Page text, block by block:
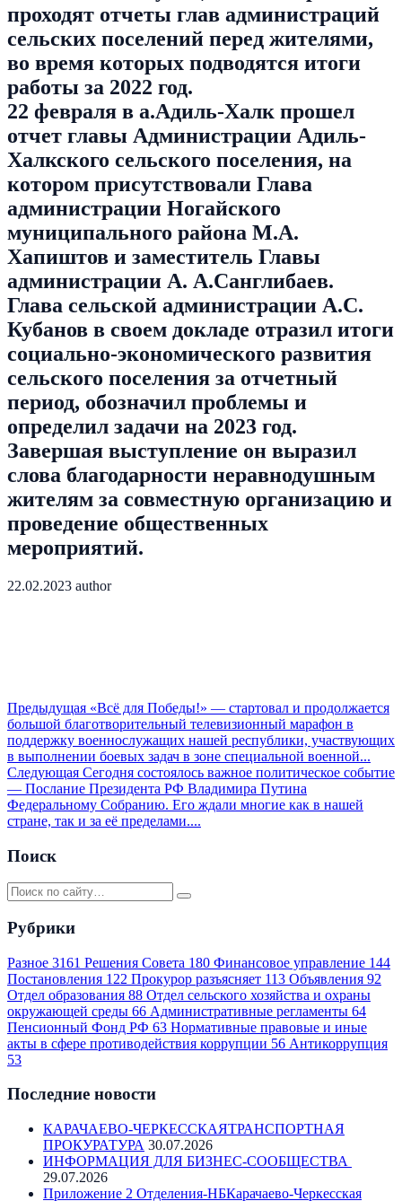
проходят отчеты глав администраций
сельских поселений перед жителями,
во время которых подводятся итоги
работы за 2022 год.
22 февраля в а.Адиль-Халк прошел
отчет главы Администрации Адиль-
Халкского сельского поселения, на
котором присутствовали Глава
администрации Ногайского
муниципального района М.А.
Хапиштов и заместитель Главы
администрации А. А.Санглибаев.
Глава сельской администрации А.С.
Кубанов в своем докладе отразил итоги
социально-экономического развития
сельского поселения за отчетный
период, обозначил проблемы и
определил задачи на 2023 год.
Завершая выступление он выразил
слова благодарности неравнодушным
жителям за совместную организацию и
проведение общественных
мероприятий.
22.02.2023 author
Предыдущая «Всё для Победы!» — стартовал и продолжается
большой благотворительный телевизионный марафон в
поддержку военнослужащих нашей республики, участвующих
в выполнении боевых задач в зоне специальной военной...
Следующая Сегодня состоялось важное политическое событие
— Послание Президента РФ Владимира Путина
Федеральному Собранию. Его ждали многие как в нашей
стране, так и за её пределами....
Поиск
Рубрики
Разное 3161 Решения Совета 180 Финансовое управление 144
Постановления 122 Прокурор разъясняет 113 Объявления 92
Отдел образования 88 Отдел сельского хозяйства и охраны
окружающей среды 66 Административные регламенты 64
Пенсионный Фонд РФ 63 Нормативные правовые и иные
акты в сфере противодействия коррупции 56 Антикоррупция
53
Последние новости
КАРАЧАЕВО-ЧЕРКЕССКАЯТРАНСПОРТНАЯ
ПРОКУРАТУРА 30.07.2026
ИНФОРМАЦИЯ ДЛЯ БИЗНЕС-СООБЩЕСТВА
29.07.2026
Приложение 2 Отделения-НБКарачаево-Черкесская